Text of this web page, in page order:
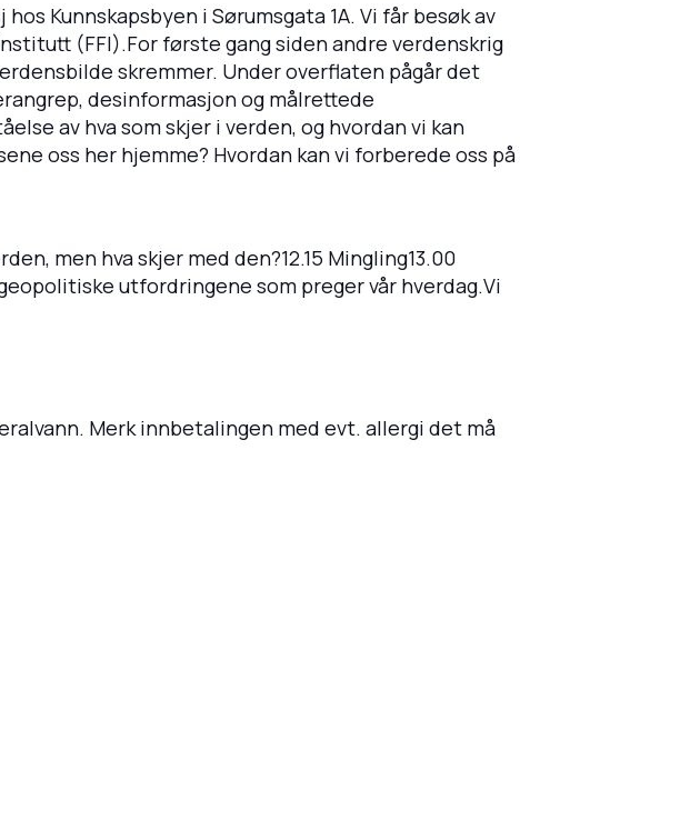
Kunnskapsbyen i Sørumsgata 1A. Vi får besøk av
(FFI).For første gang siden andre verdenskrig
skremmer. Under overflaten pågår det
desinformasjon og målrettede
av hva som skjer i verden, og hvordan vi kan
oss her hjemme? Hvordan kan vi forberede oss på
men hva skjer med den?12.15 Mingling13.00
utfordringene som preger vår hverdag.Vi
Merk innbetalingen med evt. allergi det må